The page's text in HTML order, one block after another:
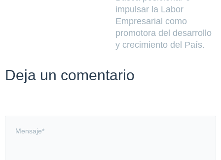
impulsar la Labor
Empresarial como
promotora del desarrollo
y crecimiento del País.
Deja un comentario